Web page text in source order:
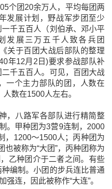
个团20余万人，平均每团两
发展计划，野战军步团至少
千五百人（刘伯承、邓小平
发展三万五千人致各兵团
关于百团大战后部队的整理
年12月2日)要求参战部队补
千五百人。可见，百团大战
一个主力部队的团，人数在
数在1500人左右。
，八路军各部队进行精简整
。甲种团为3营9连制，2000
，1200～1500人；丙种团为
被称为“大团”，丙种团称为
乙种团介于二者之间。有些
编制。小团的步兵连比普通
连，因此被称作“大连”。